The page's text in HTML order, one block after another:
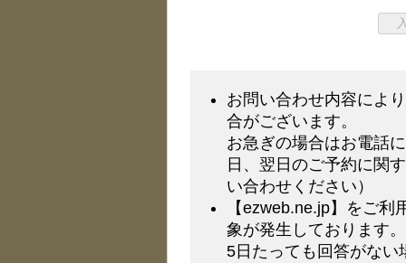
お問い合わせ内容によ
合がございます。
お急ぎの場合はお電話
日、翌日のご予約に関
い合わせください）
【ezweb.ne.jp】をご
象が発生しております。
5日たっても回答がない